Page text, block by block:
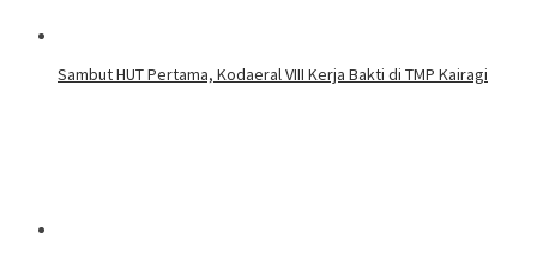
Sambut HUT Pertama, Kodaeral VIII Kerja Bakti di TMP Kairagi